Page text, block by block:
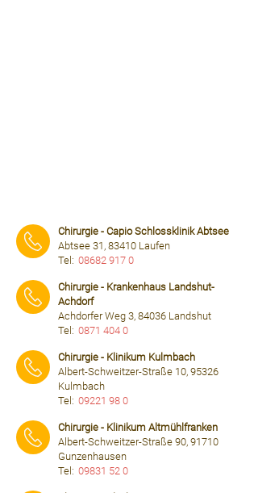
Chirurgie - Capio Schlossklinik Abtsee
Abtsee 31, 83410 Laufen
Tel: 08682 917 0
Chirurgie - Krankenhaus Landshut-
Achdorf
Achdorfer Weg 3, 84036 Landshut
Tel: 0871 404 0
Chirurgie - Klinikum Kulmbach
Albert-Schweitzer-Straße 10, 95326
Kulmbach
Tel: 09221 98 0
Chirurgie - Klinikum Altmühlfranken
Albert-Schweitzer-Straße 90, 91710
Gunzenhausen
Tel: 09831 52 0